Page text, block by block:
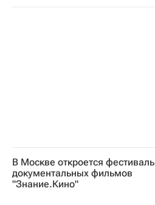
Выставка-форум "Россия"
В Москве откроется фестиваль
документальных фильмов
"Знание.Кино"